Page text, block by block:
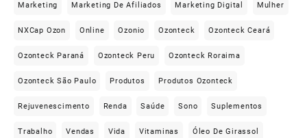
Marketing Marketing De Afiliados Marketing Digital Mulher
NXCap Ozon Online Ozonio Ozonteck Ozonteck Ceará
Ozonteck Paraná Ozonteck Peru Ozonteck Roraima
Ozonteck São Paulo Produtos Produtos Ozonteck
Rejuvenescimento Renda Saúde Sono Suplementos
Trabalho Vendas Vida Vitaminas Óleo De Girassol